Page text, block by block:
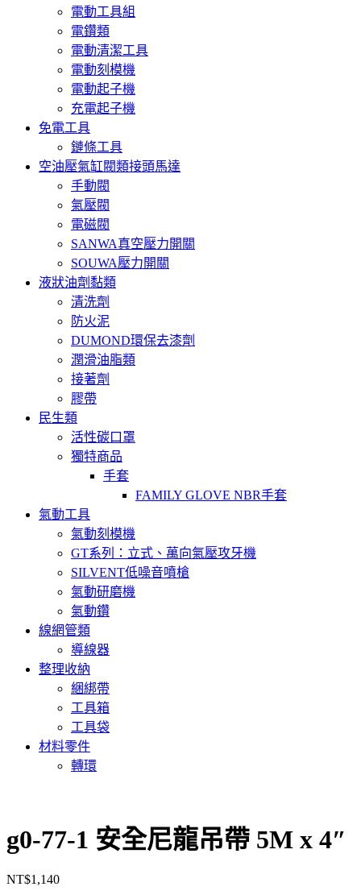
電動工具組
電鑽類
電動清潔工具
電動刻模機
電動起子機
充電起子機
免電工具
鏈條工具
空油壓氣缸閥類接頭馬達
手動閥
氣壓閥
電磁閥
SANWA真空壓力開關
SOUWA壓力開關
液狀油劑黏類
清洗劑
防火泥
DUMOND環保去漆劑
潤滑油脂類
接著劑
膠帶
民生類
活性碳口罩
獨特商品
手套
FAMILY GLOVE NBR手套
氣動工具
氣動刻模機
GT系列：立式、萬向氣壓攻牙機
SILVENT低噪音噴槍
氣動研磨機
氣動鑽
線網管類
導線器
整理收納
綑綁帶
工具箱
工具袋
材料零件
轉環
g0-77-1 安全尼龍吊帶 5M x 4″
NT$1,140